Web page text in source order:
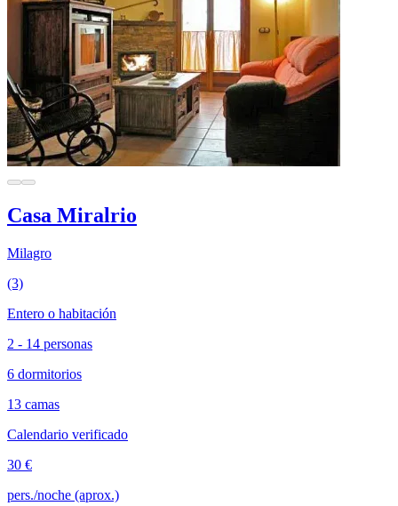
Casa Miralrio
Milagro
(3)
Entero o habitación
2 - 14 personas
6 dormitorios
13 camas
Calendario verificado
30 €
pers./noche (aprox.)